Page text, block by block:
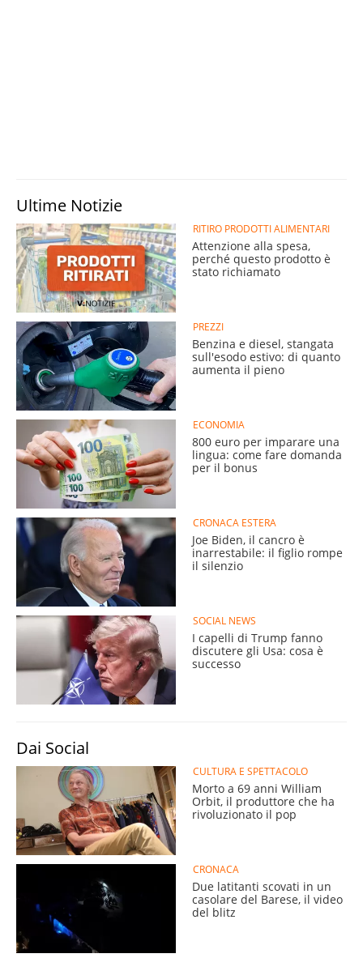
Ultime Notizie
RITIRO PRODOTTI ALIMENTARI
Attenzione alla spesa,
perché questo prodotto è
stato richiamato
PREZZI
Benzina e diesel, stangata
sull'esodo estivo: di quanto
aumenta il pieno
ECONOMIA
800 euro per imparare una
lingua: come fare domanda
per il bonus
CRONACA ESTERA
Joe Biden, il cancro è
inarrestabile: il figlio rompe
il silenzio
SOCIAL NEWS
I capelli di Trump fanno
discutere gli Usa: cosa è
successo
Dai Social
CULTURA E SPETTACOLO
Morto a 69 anni William
Orbit, il produttore che ha
rivoluzionato il pop
CRONACA
Due latitanti scovati in un
casolare del Barese, il video
del blitz